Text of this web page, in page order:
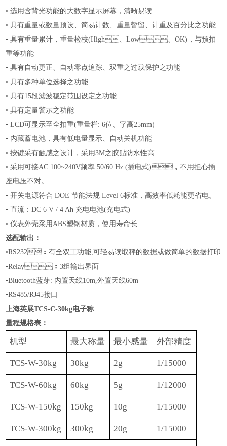
• 选用含背光功能的大数字显示屏幕，清晰易读
• 具有重量或数量预设、简易计数、重量暂留、计重及百分比之功能
• 具有重量累计，重量检校(High、Low、OK)，与预扣
重等功能
• 具有自动更正、自动零点追踪、双重之过载保护之功能
• 具有多种单位选择之功能
• 具有15段滤波稳定范围设定之功能
• 具有定量警示之功能
• LCD可显示至全扣重(重量栏: 6位、字高25mm)
• 内藏蓄电池，具有低电量显示、自动关机功能
• 按键采有触感之设计，采用3M之胶贴防水性高
• 采用可接AC 100~240V频率 50/60 Hz (插电式)，不用担心插
座电压不对。
• 开关电源符合 DOE 节能法规 Level 6标准，高效率低耗能更省电。
• 直流：DC 6 V / 4 Ah 充电电池(充电式)
• 仪表外壳采用ABS塑钢材质，使用寿命长
选配输出：
•RS232：有全双工功能,可轻易读取秤的数据或做简单的数据打印
•Relay：3组输出界面
•Bluetooth蓝芽: 内置天线10m,外置天线60m
•RS485/RJ45接口
上海英展TCS-C-30kg电子称
量程规格表：
机型 最大称量 最小感量 外部精度
TCS-W-30kg 30kg 2g 1/15000
TCS-W-60kg 60kg 5g 1/12000
TCS-W-150kg 150kg 10g 1/15000
TCS-W-300kg 300kg 20g 1/15000